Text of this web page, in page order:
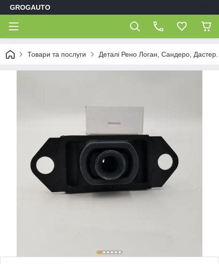
GROGAUTO
Товари та послуги Деталі Рено Логан, Сандеро, Дастер.